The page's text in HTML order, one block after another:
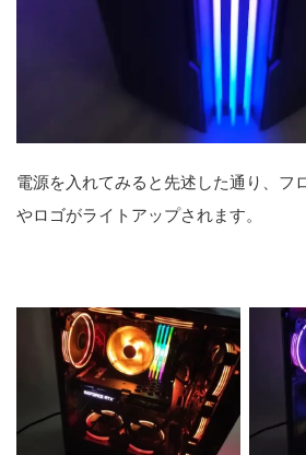
電源を入れてみると先述した通り、フ
やロゴがライトアップされます。